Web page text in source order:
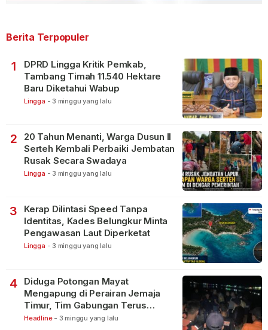
Berita Terpopuler
1
DPRD Lingga Kritik Pemkab,
Tambang Timah 11.540 Hektare
Baru Diketahui Wabup
Lingga - 3 minggu yang lalu
2
20 Tahun Menanti, Warga Dusun II
Serteh Kembali Perbaiki Jembatan
Rusak Secara Swadaya
Lingga - 3 minggu yang lalu
3
Kerap Dilintasi Speed Tanpa
Identitas, Kades Belungkur Minta
Pengawasan Laut Diperketat
Lingga - 3 minggu yang lalu
4
Diduga Potongan Mayat
Mengapung di Perairan Jemaja
Timur, Tim Gabungan Terus
Lakukan Pencarian
Headline - 3 minggu yang lalu